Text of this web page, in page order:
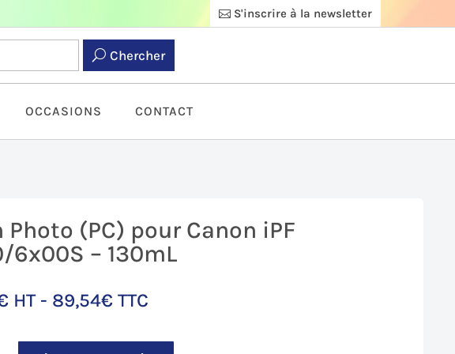
S'inscrire à la newsletter
Chercher
OCCASIONS CONTACT
Photo (PC) pour Canon iPF
6x00S – 130mL
HT - 89,54€ TTC